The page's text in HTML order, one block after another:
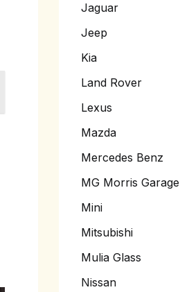
Jaguar
Jeep
Kia
Land Rover
Lexus
Mazda
Mercedes Benz
MG Morris Garage
Mini
Mitsubishi
Mulia Glass
Nissan